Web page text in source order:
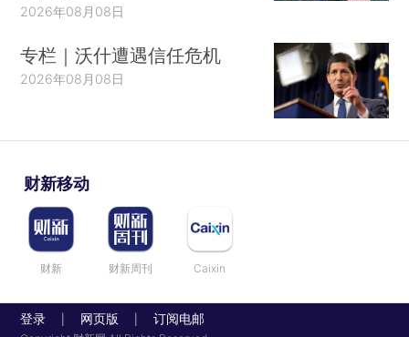
2026年08月08日
专栏｜沃什遭遇信任危机
2026年08月08日
财新移动
财新 财新周刊 Caixin
登录 网页版 订阅电邮